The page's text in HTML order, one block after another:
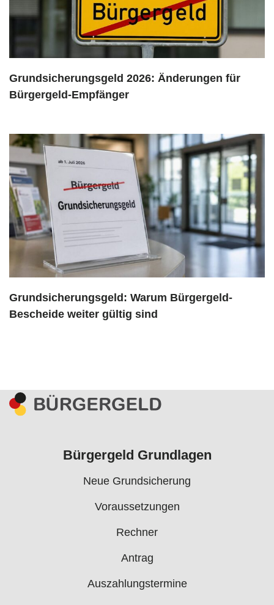
Grundsicherungsgeld 2026: Änderungen für
Bürgergeld-Empfänger
Grundsicherungsgeld: Warum Bürgergeld-
Bescheide weiter gültig sind
Bürgergeld Grundlagen
Neue Grundsicherung
Voraussetzungen
Rechner
Antrag
Auszahlungstermine